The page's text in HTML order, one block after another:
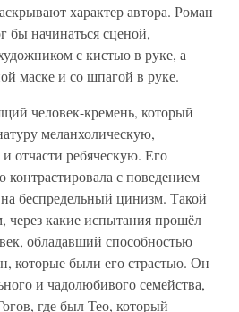
характер автора. Роман
бы начинаться сценой,
с кистью в руке, а
маске и со шпагой в руке.
человек-кремень, который
меланхолическую,
отчасти ребяческую. Его
контрастировала с поведением
беспредельный цинизм. Такой
через какие испытания прошёл
обладавший способностью
которые были его страстью. Он
и чадолюбивого семейства,
где был Тео, который